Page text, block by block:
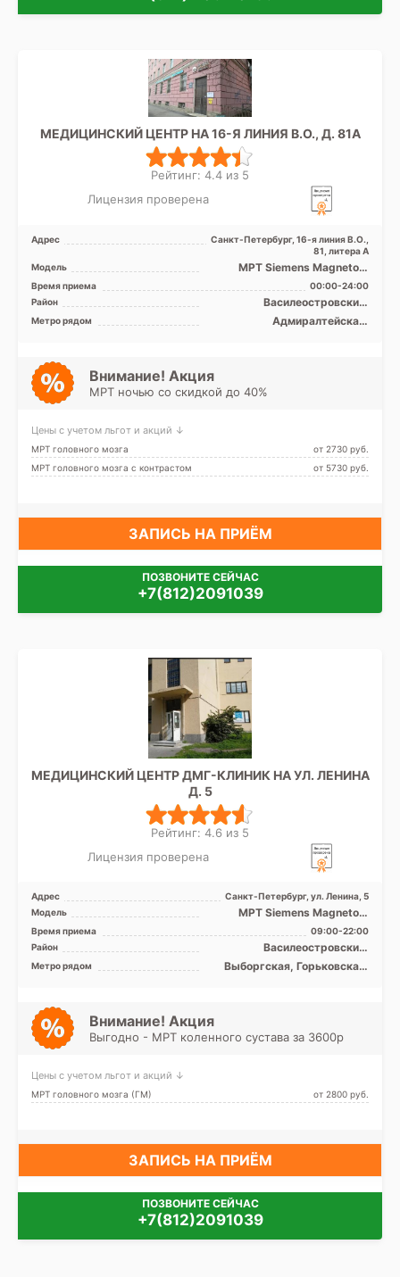
МЕДИЦИНСКИЙ ЦЕНТР НА 16-Я ЛИНИЯ В.О., Д. 81А
Рейтинг: 4.4 из 5
Лицензия проверена
Адрес
Санкт-Петербург, 16-я линия В.О.,
81, литера А
Модель
МРТ Siemens Magnetom
Symphony 1.5T закрытый тип
Время приема
00:00-24:00
Район
Василеостровский,
Петроградский, Приморский,
Центральный,
Метро рядом
Адмиралтейская,
Внимание! Акция
МРТ ночью со скидкой до 40%
Цены с учетом льгот и акций ↓
МРТ головного мозга
от 2730 pуб.
МРТ головного мозга с контрастом
от 5730 pуб.
ЗАПИСЬ НА ПРИЁМ
ПОЗВОНИТЕ СЕЙЧАС
+7(812)2091039
МЕДИЦИНСКИЙ ЦЕНТР ДМГ-КЛИНИК НА УЛ. ЛЕНИНА
Д. 5
Рейтинг: 4.6 из 5
Лицензия проверена
Адрес
Санкт-Петербург, ул. Ленина, 5
Модель
МРТ Siemens Magnetom
Symphony 1,5T закрытый тип
Время приема
09:00-22:00
Район
Василеостровский,
Петроградский, Приморский,
Центральный
Метро рядом
Выборгская, Горьковская,
Внимание! Акция
Выгодно - МРТ коленного сустава за 3600р
Цены с учетом льгот и акций ↓
МРТ головного мозга (ГМ) от 2800 pуб.
ЗАПИСЬ НА ПРИЁМ
ПОЗВОНИТЕ СЕЙЧАС
+7(812)2091039